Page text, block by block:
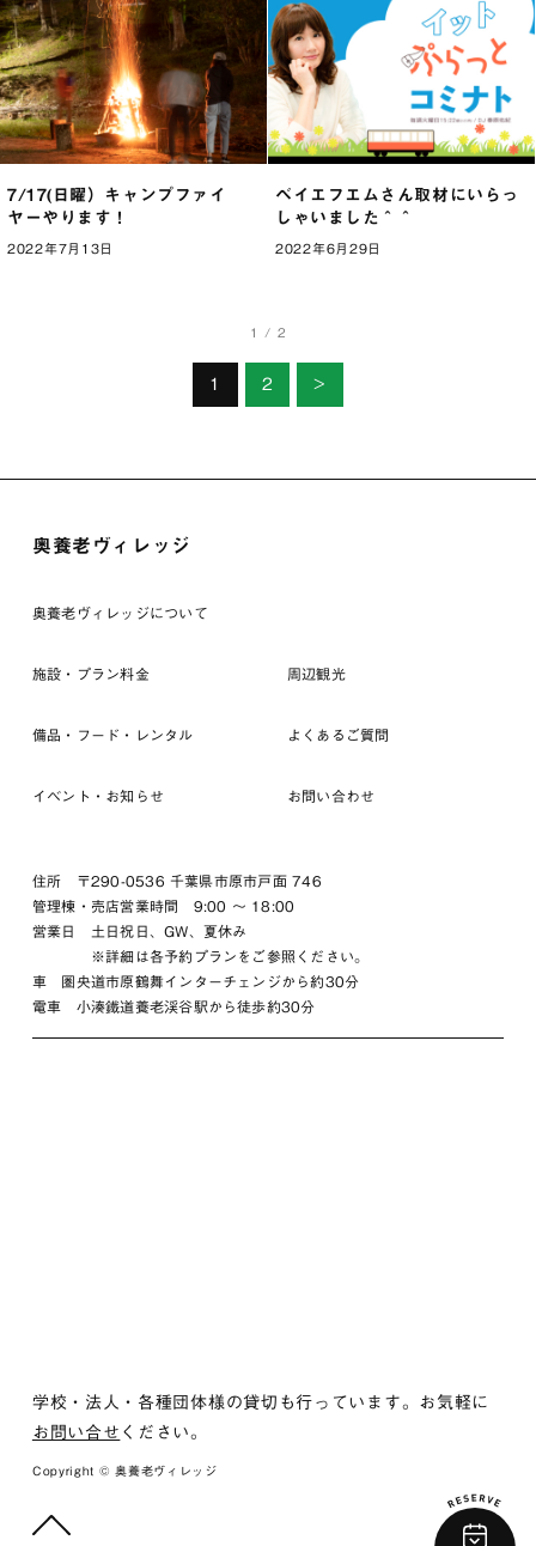
7/17(日曜）キャンプファイ
ヤーやります！
2022年7月13日
ベイエフエムさん取材にいらっ
しゃいました＾＾
2022年6月29日
1 / 2
1 2 >
奥養老ヴィレッジ
奥養老ヴィレッジについて
施設・プラン料金
備品・フード・レンタル
イベント・お知らせ
周辺観光
よくあるご質問
お問い合わせ
住所 〒290-0536 千葉県市原市戸面 746
管理棟・売店営業時間 9:00 〜 18:00
営業日 土日祝日、GW、夏休み
※詳細は各予約プランをご参照ください。
車 圏央道市原鶴舞インターチェンジから約30分
電車 小湊鐵道養老渓谷駅から徒歩約30分
学校・法人・各種団体様の貸切も行っています。お気軽に
お問い合せ ください。
Copyright © 奥養老ヴィレッジ